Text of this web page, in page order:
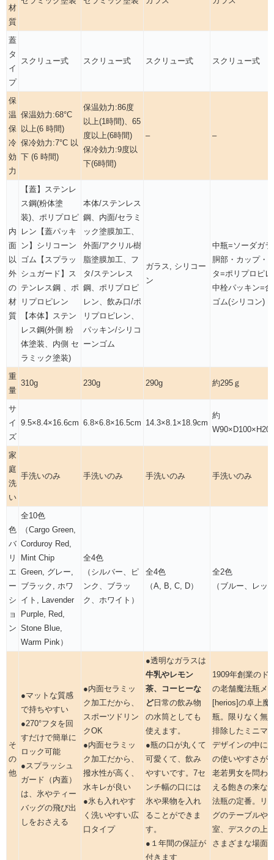
材
質
蓋
タ
イ
プ
スクリュー式 スクリュー式 スクリュー式 スクリュー式
保
温
保
冷
効
力
保温効力:68°C
以上(6 時間)
保冷効力:7°C 以
下 (6 時間)
保温効力:86度
以上(1時間)、65
度以上(6時間)
保冷効力:9度以
下(6時間)
– –
内
面
以
外
の
材
質
【蓋】ステンレ
ス鋼(粉体塗
装)、ポリプロピ
レン【蓋パッキ
ン】シリコーン
ゴム【スプラッ
シュガード】ス
テンレス鋼 、ポ
リプロピレン
【本体】ステン
レス鋼(外側 粉
体塗装、内側 セ
ラミック塗装)
本体/ステンレス
鋼、内面/セラミ
ック塗膜加工、
外面/アクリル樹
脂塗膜加工、フ
タ/ステンレス
鋼、ポリプロピ
レン、飲み口/ポ
リプロピレン、
パッキン/シリコ
ーンゴム
ガラス, シリコー
ン
中瓶=ソーダガ
胴部・カップ・
タ=ポリプロピ
中栓パッキン=
ゴム(シリコン)
重
量
310g 230g 290g 約295ｇ
サ
イ
ズ
9.5×8.4×16.6cm 6.8×6.8×16.5cm 14.3×8.1×18.9cm
約
家
庭
洗
い
手洗いのみ 手洗いのみ 手洗いのみ 手洗いのみ
色
バ
リ
エ
ー
シ
ョ
ン
全10色
（Cargo Green,
Corduroy Red,
Mint Chip
Green, グレー,
ブラック, ホワ
イト, Lavender
Purple, Red,
Stone Blue,
Warm Pink）
全4色
（シルバー、ピ
ンク、ブラッ
ク、ホワイト）
全4色
（A, B, C, D）
全2色
（ブルー、レッ
そ
の
他
●マットな質感
で持ちやすい
●270°フタを回
すだけで簡単に
ロック可能
●スプラッシュ
ガード（内蓋）
は、氷やティー
バッグの飛び出
しをおさえる
●内面セラミッ
ク加工だから、
スポーツドリン
クOK
●内面セラミッ
ク加工だから、
撥水性が高く、
水キレが良い
●氷も入れやす
く洗いやすい広
口タイプ
●透明なガラスは
牛乳やレモン
茶、コーヒーな
ど日常の飲み物
の水筒としても
使えます。
●瓶の口が丸くて
可愛くて、飲み
やすいです。7セ
ンチ幅の口には
氷や果物を入れ
ることができま
す。
●１年間の保証が
付きます
1909年創業のド
の老舗魔法瓶メ
[herios]の卓上魔
瓶。限りなく無
排除したミニマ
デザインの中に
の使いやすさが
老若男女を問わ
える飽きの来な
法瓶の定番。リ
グのテーブルや
室、デスクの上
さまざまな場面